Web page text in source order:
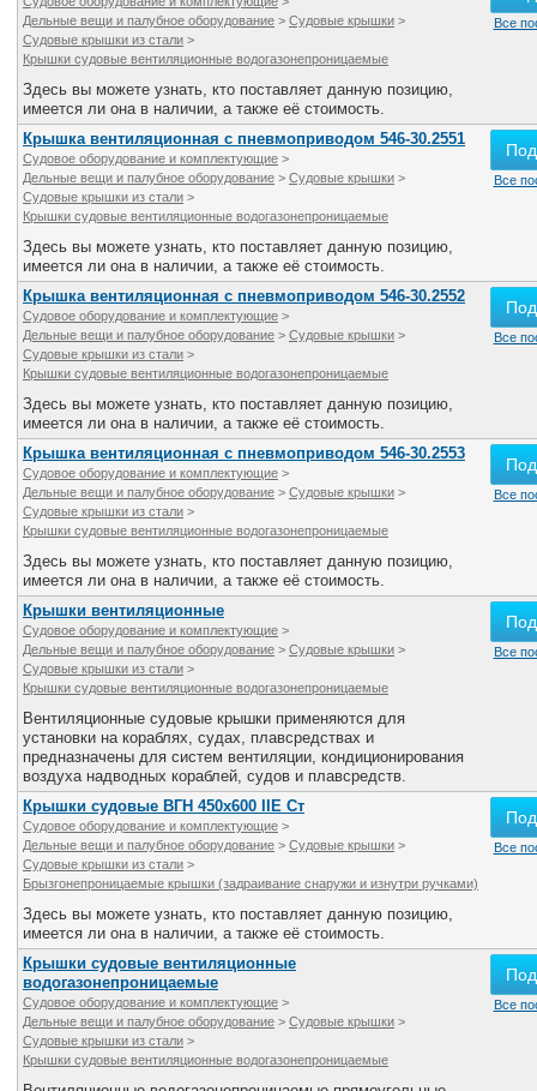
Дельные вещи и палубное оборудование > Судовые крышки >
Судовые крышки из стали >
Крышки судовые вентиляционные водогазонепроницаемые
Здесь вы можете узнать, кто поставляет данную позицию,
имеется ли она в наличии, а также её стоимость.
Все
Крышка вентиляционная с пневмоприводом 546-30.2551
Судовое оборудование и комплектующие >
Дельные вещи и палубное оборудование > Судовые крышки >
Судовые крышки из стали >
Крышки судовые вентиляционные водогазонепроницаемые
Здесь вы можете узнать, кто поставляет данную позицию,
имеется ли она в наличии, а также её стоимость.
Все
Крышка вентиляционная с пневмоприводом 546-30.2552
Судовое оборудование и комплектующие >
Дельные вещи и палубное оборудование > Судовые крышки >
Судовые крышки из стали >
Крышки судовые вентиляционные водогазонепроницаемые
Здесь вы можете узнать, кто поставляет данную позицию,
имеется ли она в наличии, а также её стоимость.
Все
Крышка вентиляционная с пневмоприводом 546-30.2553
Судовое оборудование и комплектующие >
Дельные вещи и палубное оборудование > Судовые крышки >
Судовые крышки из стали >
Крышки судовые вентиляционные водогазонепроницаемые
Здесь вы можете узнать, кто поставляет данную позицию,
имеется ли она в наличии, а также её стоимость.
Все
Крышки вентиляционные
Судовое оборудование и комплектующие >
Дельные вещи и палубное оборудование > Судовые крышки >
Судовые крышки из стали >
Крышки судовые вентиляционные водогазонепроницаемые
Вентиляционные судовые крышки применяются для
установки на кораблях, судах, плавсредствах и
предназначены для систем вентиляции, кондиционирования
воздуха надводных кораблей, судов и плавсредств.
Все
Крышки судовые ВГН 450х600 IIE Ст
Судовое оборудование и комплектующие >
Дельные вещи и палубное оборудование > Судовые крышки >
Судовые крышки из стали >
Брызгонепроницаемые крышки (задраивание снаружи и изнутри ручками)
Здесь вы можете узнать, кто поставляет данную позицию,
имеется ли она в наличии, а также её стоимость.
Все
Крышки судовые вентиляционные
водогазонепроницаемые
Судовое оборудование и комплектующие >
Дельные вещи и палубное оборудование > Судовые крышки >
Судовые крышки из стали >
Крышки судовые вентиляционные водогазонепроницаемые
Все